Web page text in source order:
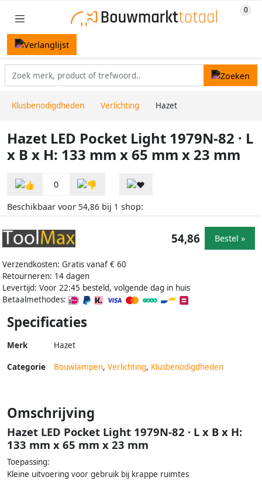
Klusbenodigdheden Verlichting Hazet
Hazet LED Pocket Light 1979N-82 · L
x B x H: 133 mm x 65 mm x 23 mm
0
Beschikbaar voor 54,86 bij 1 shop:
Verzendkosten: Gratis vanaf € 60
Retourneren: 14 dagen
Levertijd: Voor 22:45 besteld, volgende dag in huis
Betaalmethodes:
54,86 Bestel »
Specificaties
Merk Hazet
Categorie Bouwlampen, Verlichting, Klusbenodigdheden
Omschrijving
Hazet LED Pocket Light 1979N-82 · L x B x H:
133 mm x 65 mm x 23 mm
Toepassing:
Kleine uitvoering voor gebruik bij krappe ruimtes